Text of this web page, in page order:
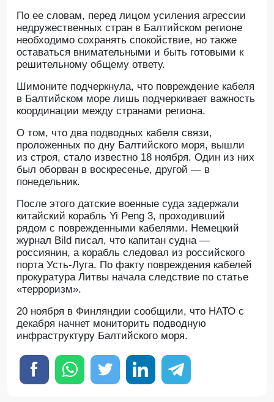
По ее словам, перед лицом усиления агрессии
недружественных стран в Балтийском регионе
необходимо сохранять спокойствие, но также
оставаться внимательными и быть готовыми к
решительному общему ответу.
Шимоните подчеркнула, что повреждение кабеля
в Балтийском море лишь подчеркивает важность
координации между странами региона.
О том, что два подводных кабеля связи,
проложенных по дну Балтийского моря, вышли
из строя, стало известно 18 ноября. Один из них
был оборван в воскресенье, другой — в
понедельник.
После этого датские военные суда задержали
китайский корабль Yi Peng 3, проходивший
рядом с поврежденными кабелями. Немецкий
журнал Bild писал, что капитан судна —
россиянин, а корабль следовал из российского
порта Усть-Луга. По факту повреждения кабелей
прокуратура Литвы начала следствие по статье
«терроризм».
20 ноября в Финляндии сообщили, что НАТО с
декабря начнет мониторить подводную
инфраструктуру Балтийского моря.